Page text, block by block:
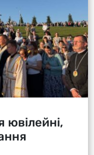
ювілейні,